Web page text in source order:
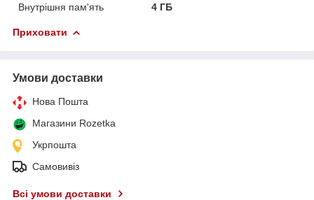
Внутрішня пам'ять
4 ГБ
Приховати
Умови доставки
Нова Пошта
Магазини Rozetka
Укрпошта
Самовивіз
Всі умови доставки